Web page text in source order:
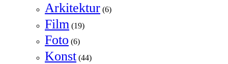
Arkitektur (6)
Film (19)
Foto (6)
Konst (44)